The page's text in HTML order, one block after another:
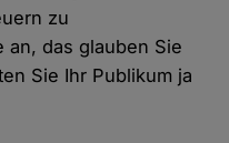
zu
an, das glauben Sie
Sie Ihr Publikum ja